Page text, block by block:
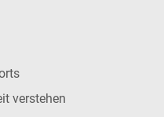
verstehen